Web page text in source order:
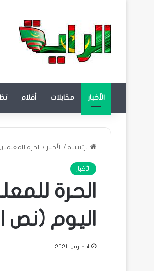
الأخبار مقابلات أقلام
الرئيسية / الأخبار / الحرة
الأخبار
الحرة
اليوم (نص
4 مارس، 2021